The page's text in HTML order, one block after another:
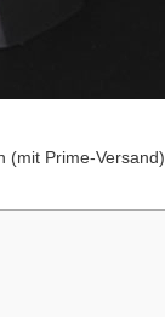
(mit Prime-Versand)